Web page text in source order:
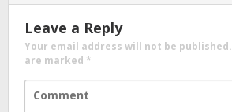
Leave a Reply
Your email address will not be published.
are marked *